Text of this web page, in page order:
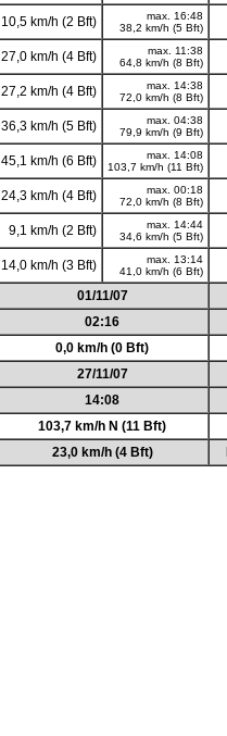
10,5 km/h (2 Bft)
max. 16:48
38,2 km/h (5 Bft)
27,0 km/h (4 Bft)
max. 11:38
64,8 km/h (8 Bft)
27,2 km/h (4 Bft)
max. 14:38
72,0 km/h (8 Bft)
36,3 km/h (5 Bft)
max. 04:38
79,9 km/h (9 Bft)
45,1 km/h (6 Bft)
max. 14:08
103,7 km/h (11 Bft)
24,3 km/h (4 Bft)
max. 00:18
72,0 km/h (8 Bft)
9,1 km/h (2 Bft)
max. 14:44
34,6 km/h (5 Bft)
14,0 km/h (3 Bft)
max. 13:14
41,0 km/h (6 Bft)
01/11/07
02:16
0,0 km/h (0 Bft)
27/11/07
14:08
103,7 km/h N (11 Bft)
23,0 km/h (4 Bft)